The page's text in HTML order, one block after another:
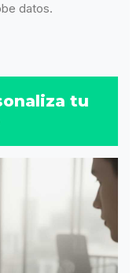
datos.
tu